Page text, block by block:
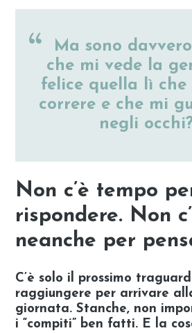
Ma sono davvero
che mi vede la
felice quella lì
correre e che mi
negli
Non c’è tempo
rispondere. Non
neanche per
C’è solo il prossimo
raggiungere per arrivare
giornata. Stanche, non
i “compiti” ben fatti. E la